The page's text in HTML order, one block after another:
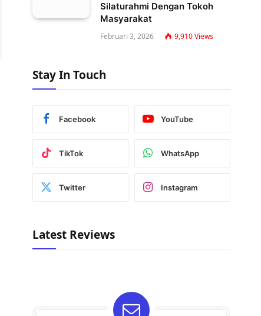
Silaturahmi Dengan Tokoh
Masyarakat
Februari 3, 2026 9,910Views
Stay In Touch
Facebook YouTube
TikTok WhatsApp
Twitter Instagram
Latest Reviews